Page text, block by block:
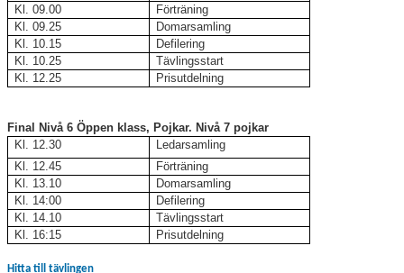
Kl. 09.00
Förträning
Kl. 09.25
Domarsamling
Kl. 10.15
Defilering
Kl. 10.25
Tävlingsstart
Kl. 12.25
Prisutdelning
Final Nivå 6 Öppen klass, Pojkar. Nivå 7 pojkar
Kl. 12.30
Ledarsamling
Kl. 12.45
Förträning
Kl. 13.10
Domarsamling
Kl. 14:00
Defilering
Kl. 14.10
Tävlingsstart
Kl. 16:15
Prisutdelning
Hitta till tävlingen